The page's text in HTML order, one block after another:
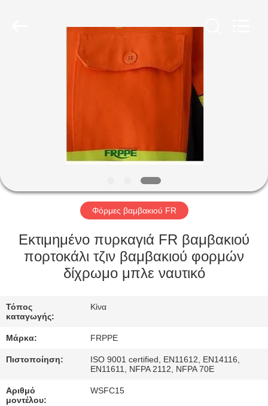
ΠΕΡΊΠΟΥ
ΓΎΡΟΣ
ΕΡΓΟΣΤΑΣΊΩΝ
ΠΟΙΟΤΙΚΌΣ
ΈΛΕΓΧΟΣ
ΜΑΣ
ΕΛΆΤΕ
ΕΠΑΦΉ
ΜΕ
Φόρμες βαμβακιού FR
Εκτιμημένο πυρκαγιά FR βαμβακιού
πορτοκάλι τζιν βαμβακιού φορμών
δίχρωμο μπλε ναυτικό
Τόπος
καταγωγής:
Κίνα
Μάρκα: FRPPE
Πιστοποίηση:
ISO 9001 certified, EN11612, EN14116,
EN11611, NFPA 2112, NFPA 70E
Αριθμό
μοντέλου:
WSFC15